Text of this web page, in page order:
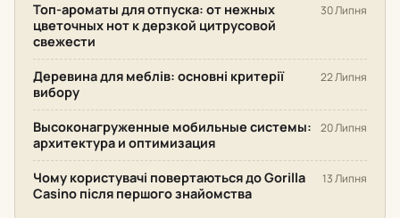
Топ-ароматы для отпуска: от нежных
цветочных нот к дерзкой цитрусовой
свежести
30 Липня
Деревина для меблів: основні критерії
вибору
22 Липня
Высоконагруженные мобильные системы:
архитектура и оптимизация
20 Липня
Чому користувачі повертаються до Gorilla
Casino після першого знайомства
13 Липня